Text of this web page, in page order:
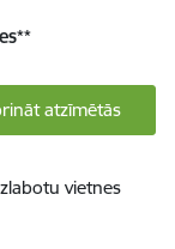
**
atzīmētās
vietnes